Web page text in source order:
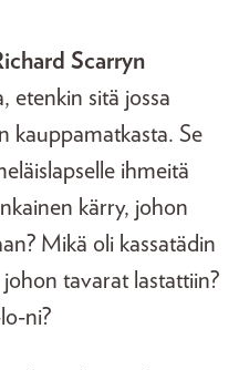
Scarryn
etenkin sitä jossa
kauppamatkasta. Se
ihmeitä
kärry, johon
Mikä oli kassatädin
tavarat lastattiin?
ni?